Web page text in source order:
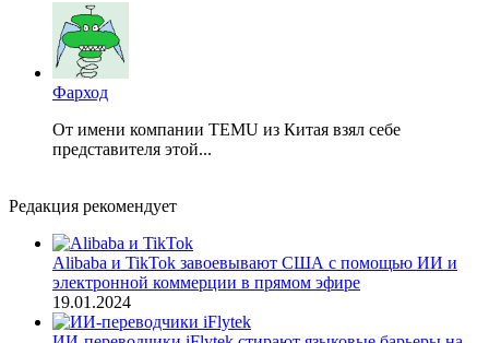
Фарход
От имени компании TEMU из Китая взял себе
представителя этой...
Редакция рекомендует
Alibaba и TikTok завоевывают США с помощью ИИ и
электронной коммерции в прямом эфире
19.01.2024